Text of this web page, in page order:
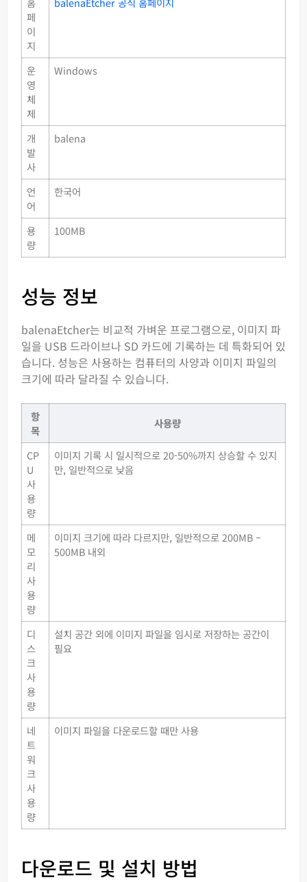
페
이
지
운
영
체
제
Windows
개
발
사
balena
언
어
한국어
용
량
100MB
성능 정보
balenaEtcher는 비교적 가벼운 프로그램으로, 이미지 파
일을 USB 드라이브나 SD 카드에 기록하는 데 특화되어 있
습니다. 성능은 사용하는 컴퓨터의 사양과 이미지 파일의
크기에 따라 달라질 수 있습니다.
항
목
사용량
CP
U
사
용
량
이미지 기록 시 일시적으로 20-50%까지 상승할 수 있지
만, 일반적으로 낮음
메
모
리
사
용
량
이미지 크기에 따라 다르지만, 일반적으로 200MB –
500MB 내외
디
스
크
사
용
량
설치 공간 외에 이미지 파일을 임시로 저장하는 공간이
필요
네
트
워
크
사
용
량
이미지 파일을 다운로드할 때만 사용
다운로드 및 설치 방법